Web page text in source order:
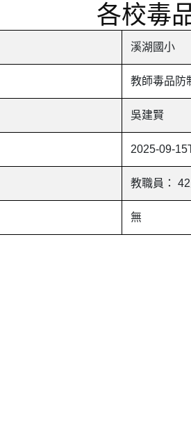
各校毒
溪湖國小
教師毒品防
吳建賢
2025-09-
教職員：
無